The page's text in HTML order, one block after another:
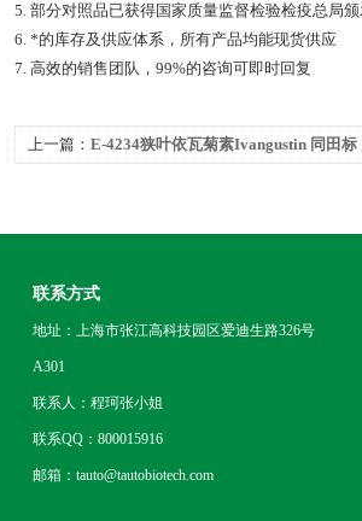
5. 部分对照品已获得国家质量监督检验检疫总局
6. *的库存及供应体系，所有产品均能现货供应
7. 高效的销售团队，99%的咨询可即时回复
上一篇： E-4234狭叶依瓦菊素Ivangustin 同田标
联系方式
地址：上海市张江高科技园区爱迪生路326号
A301
联系人：程珂张小姐
联系QQ：800015916
邮箱：tauto@tautobiotech.com